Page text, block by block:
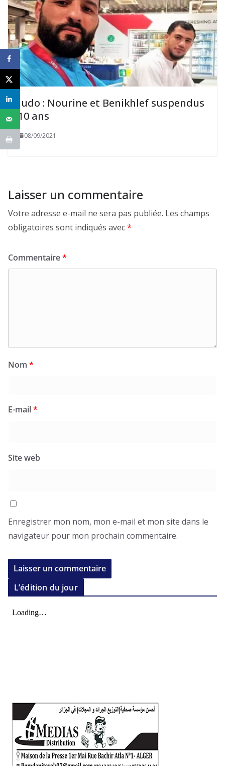
Judo : Nourine et Benikhlef suspendus
10 ans
08/09/2021
Laisser un commentaire
Votre adresse e-mail ne sera pas publiée. Les champs
obligatoires sont indiqués avec*
Commentaire*
Nom *
E-mail*
Site web
Enregistrer mon nom, mon e-mail et mon site dans le
navigateur pour mon prochain commentaire.
L’édition du jour